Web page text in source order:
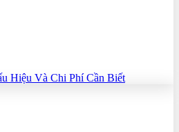
Hiệu Và Chi Phí Cần Biết